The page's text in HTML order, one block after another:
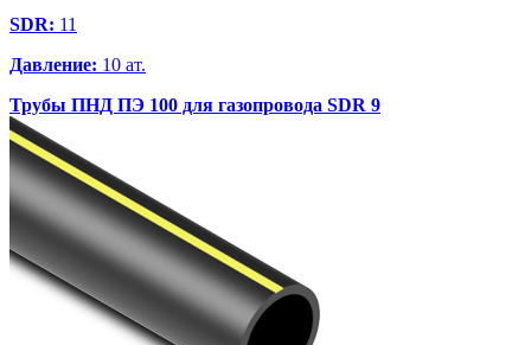
SDR: 11
Давление: 10 ат.
Трубы ПНД ПЭ 100 для газопровода SDR 9